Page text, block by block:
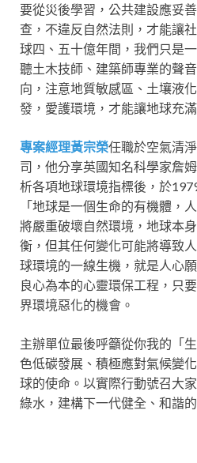
要從災後學習，公共建設應妥
查，不違反自然法則，才能讓
球四、五十億年間，我們只是
聽土木技師、建築師專業的聲
向，注意地質敏感區、土壤液
發，愛護環境，才能讓地球充滿
專案經理黃宗榮任職於空氣清
司，他分享英國知名科學家詹
析各項地球環境指標後，於
「地球是一個生命的有機體，
將嚴重破壞自然環境，地球本
衡，但其任何變化可能將導致
球環境的一線生機，就是人心
良心為本的心靈環保工程，只
界環境惡化的機會。
主辦單位最後呼籲從你我的「
色低碳發展、積極應對氣候變
球的使命。以實際行動號召大
綠水，建構下一代健全、和諧